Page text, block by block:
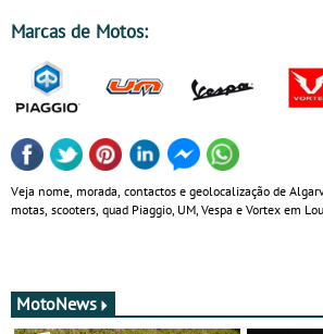
Marcas de Motos:
Veja nome, morada, contactos e geolocalização de
motas, scooters, quad Piaggio, UM, Vespa e Vortex em
MotoNews